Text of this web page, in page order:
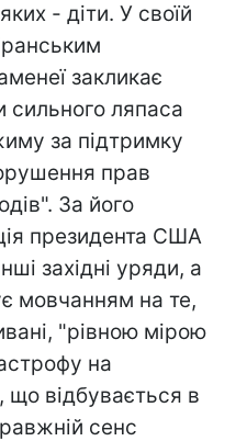
- діти. У своїй
закликає
сильного ляпаса
за підтримку
прав
За його
президента США
західні уряди, а
мовчанням на те,
"рівною мірою
на
що відбувається в
сенс